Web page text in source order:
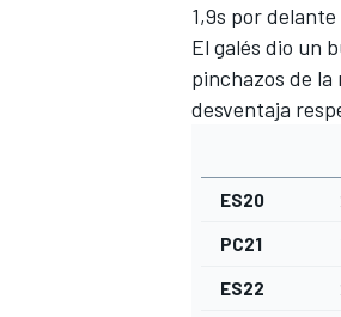
1,9s por
El galés dio un
pinchazos de la
desventaja
ES20
PC21
ES22